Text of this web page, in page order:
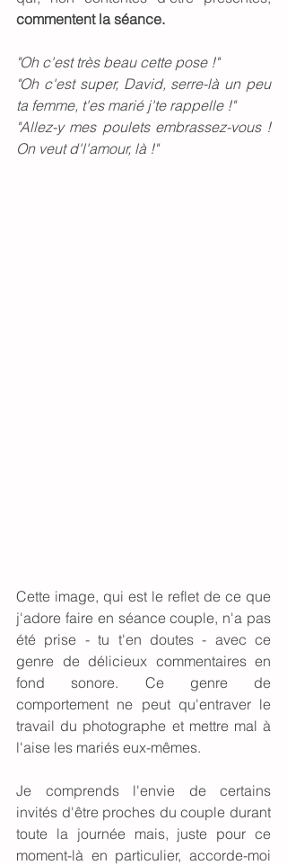
commentent la séance.
"Oh c'est très beau cette pose !"
"Oh c'est super, David, serre-là un peu
ta femme, t'es marié j'te rappelle !"
"Allez-y mes poulets embrassez-vous !
On veut d'l'amour, là !"
Cette image, qui est le reflet de ce que
j'adore faire en séance couple, n'a pas
été prise - tu t'en doutes - avec ce
genre de délicieux commentaires en
fond sonore. Ce genre de
comportement ne peut qu'entraver le
travail du photographe et mettre mal à
l'aise les mariés eux-mêmes.
Je comprends l'envie de certains
invités d'être proches du couple durant
toute la journée mais, juste pour ce
moment-là en particulier, accorde-moi